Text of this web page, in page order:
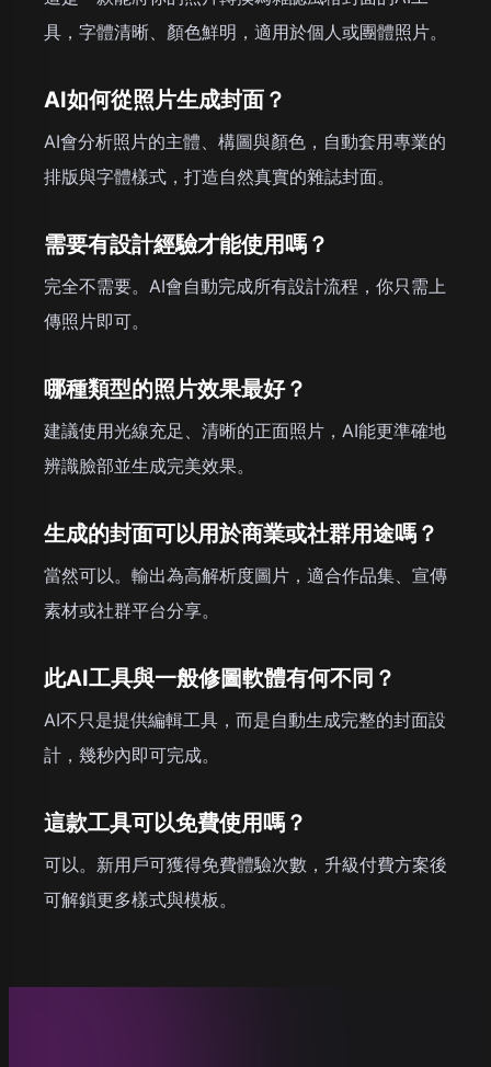
具，字體清晰、顏色鮮明，適用於個人或團體照片。
AI如何從照片生成封面？
AI會分析照片的主體、構圖與顏色，自動套用專業的
排版與字體樣式，打造自然真實的雜誌封面。
需要有設計經驗才能使用嗎？
完全不需要。AI會自動完成所有設計流程，你只需上
傳照片即可。
哪種類型的照片效果最好？
建議使用光線充足、清晰的正面照片，AI能更準確地
辨識臉部並生成完美效果。
生成的封面可以用於商業或社群用途嗎？
當然可以。輸出為高解析度圖片，適合作品集、宣傳
素材或社群平台分享。
此AI工具與一般修圖軟體有何不同？
AI不只是提供編輯工具，而是自動生成完整的封面設
計，幾秒內即可完成。
這款工具可以免費使用嗎？
可以。新用戶可獲得免費體驗次數，升級付費方案後
可解鎖更多樣式與模板。